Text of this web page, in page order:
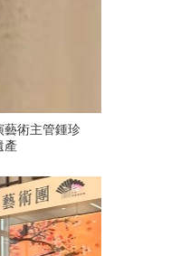
藝術主管鍾珍
產